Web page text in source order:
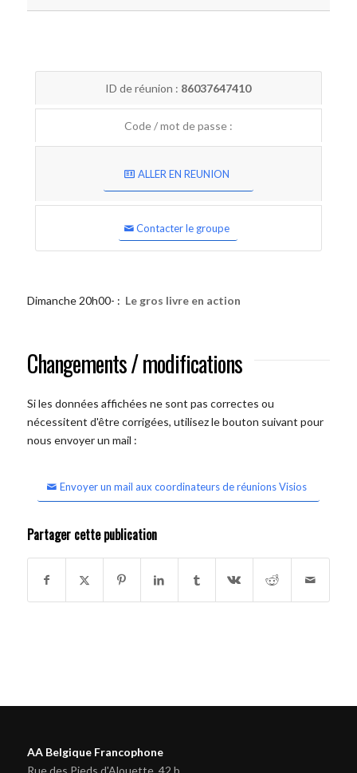
ID de réunion : 86037647410
Code / mot de passe :
ALLER EN REUNION
Contacter le groupe
Dimanche 20h00- : Le gros livre en action
Changements / modifications
Si les données affichées ne sont pas correctes ou
nécessitent d'être corrigées, utilisez le bouton suivant pour
nous envoyer un mail :
Envoyer un mail aux coordinateurs de réunions Visios
Partager cette publication
AA Belgique Francophone
Rue des Pieds d'Alouette, 42 b